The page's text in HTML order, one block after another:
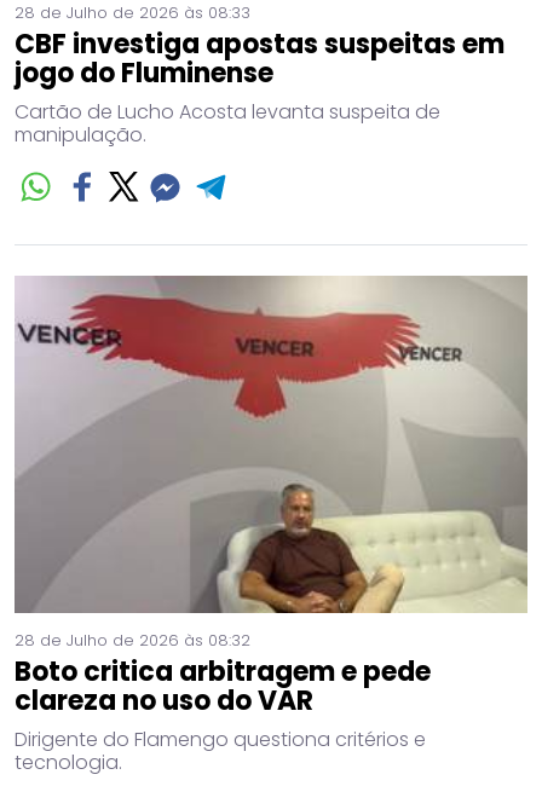
28 de Julho de 2026 às 08:33
CBF investiga apostas suspeitas em
jogo do Fluminense
Cartão de Lucho Acosta levanta suspeita de
manipulação.
28 de Julho de 2026 às 08:32
Boto critica arbitragem e pede
clareza no uso do VAR
Dirigente do Flamengo questiona critérios e
tecnologia.